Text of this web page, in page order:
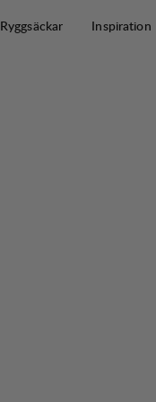
Ryggsäckar Inspiration